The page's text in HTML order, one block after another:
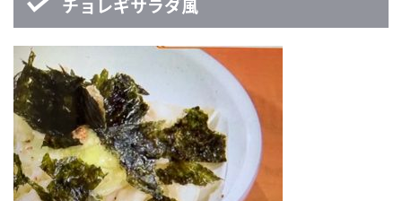
チョレギサラダ風